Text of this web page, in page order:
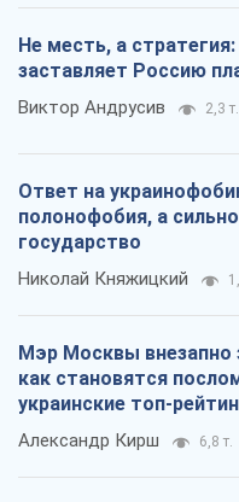
Не месть, а
заставляет Россию
Виктор Андрусив 2,3 т.
Ответ на
полонофобия, а
государство
Николай Княжицкий
Мэр Москвы внезапно
как становятся
украинские топ-
Александр Кирш 6,8 т.